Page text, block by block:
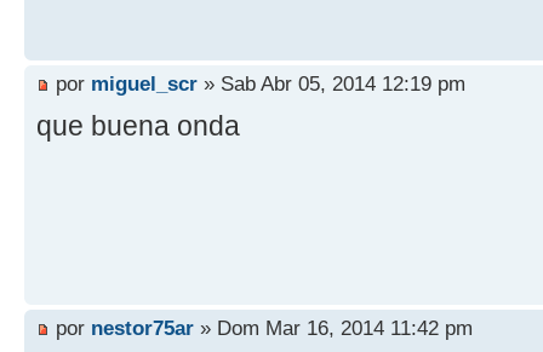
por miguel_scr » Sab Abr 05, 2014 12:19 pm
que buena onda
por nestor75ar » Dom Mar 16, 2014 11:42 pm